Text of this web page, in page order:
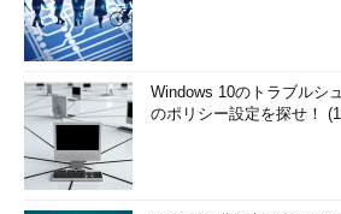
Datadogがコンテナーのディスクを監視
Relicはディスクの監視ができません。
想定ターゲットはITアーキテクト、開
えるでしょう。
New Relic
Windows 10のトラブルシ
のポリシー設定を探せ！